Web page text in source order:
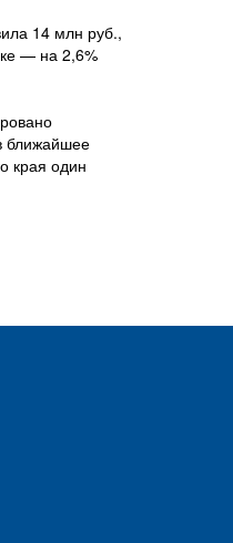
14 млн руб.,
— на 2,6%
ближайшее
края один